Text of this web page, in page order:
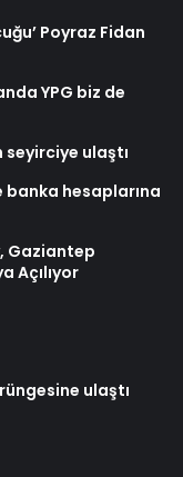
Poyraz Fidan
YPG biz de
seyirciye ulaştı
banka hesaplarına
Gaziantep
Açılıyor
ulaştı